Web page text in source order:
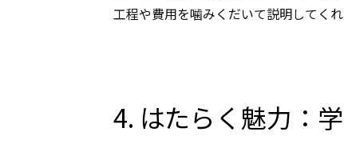
工程や費用を噛みくだいて説明してくれ
4. はたらく魅力：